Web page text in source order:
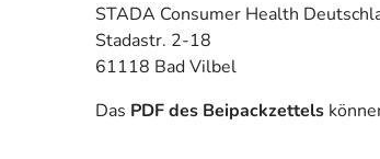
STADA Consumer Health
Stadastr. 2-18
61118 Bad Vilbel
Das PDF des Beipackzettels